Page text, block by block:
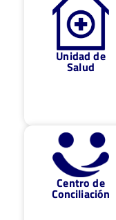
Unidad de
Salud
Centro de
Conciliación